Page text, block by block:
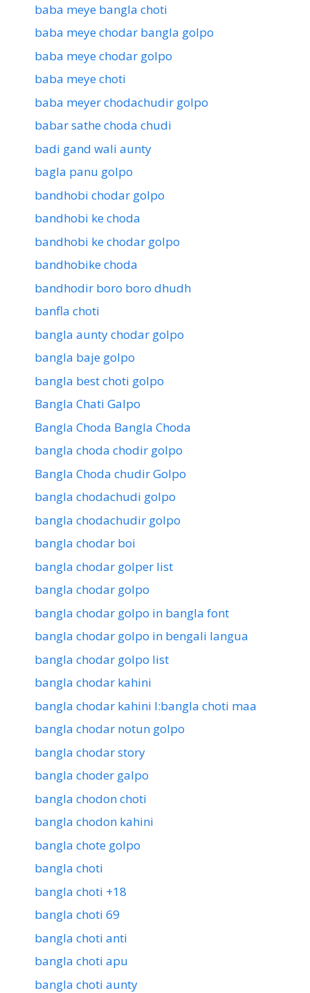
baba meye bangla choti
baba meye chodar bangla golpo
baba meye chodar golpo
baba meye choti
baba meyer chodachudir golpo
babar sathe choda chudi
badi gand wali aunty
bagla panu golpo
bandhobi chodar golpo
bandhobi ke choda
bandhobi ke chodar golpo
bandhobike choda
bandhodir boro boro dhudh
banfla choti
bangla aunty chodar golpo
bangla baje golpo
bangla best choti golpo
Bangla Chati Galpo
Bangla Choda Bangla Choda
bangla choda chodir golpo
Bangla Choda chudir Golpo
bangla chodachudi golpo
bangla chodachudir golpo
bangla chodar boi
bangla chodar golper list
bangla chodar golpo
bangla chodar golpo in bangla font
bangla chodar golpo in bengali langua
bangla chodar golpo list
bangla chodar kahini
bangla chodar kahini l:bangla choti maa
bangla chodar notun golpo
bangla chodar story
bangla choder galpo
bangla chodon choti
bangla chodon kahini
bangla chote golpo
bangla choti
bangla choti +18
bangla choti 69
bangla choti anti
bangla choti apu
bangla choti aunty